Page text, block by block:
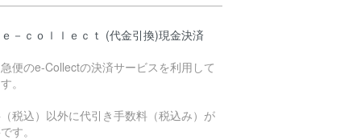
－ｃｏｌｌｅｃｔ (代金引換)現金決済
便のe-Collectの決済サービスを利用して
。
税込）以外に代引き手数料（税込み）が
す。